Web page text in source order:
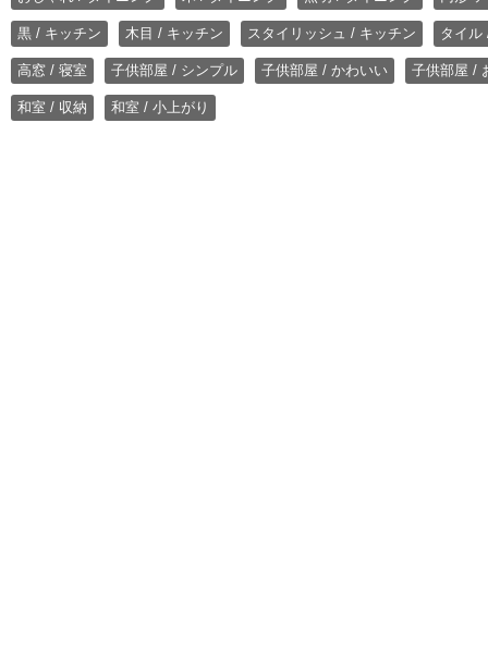
黒 / キッチン 木目 / キッチン スタイリッシュ / キッチン タイル
高窓 / 寝室 子供部屋 / シンプル 子供部屋 / かわいい 子供部屋 /
和室 / 収納 和室 / 小上がり